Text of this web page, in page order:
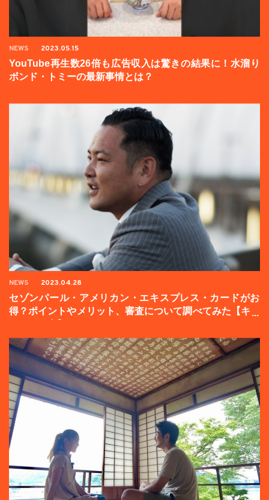
NEWS 2023.05.15
YouTube再生数26倍も広告収入は驚きの結果に！水溜り
ボンド・トミーの最新事情とは？
NEWS 2023.04.28
セゾンパール・アメリカン・エキスプレス・カードがお
得？ポイントやメリット、審査について調べてみた【キャ